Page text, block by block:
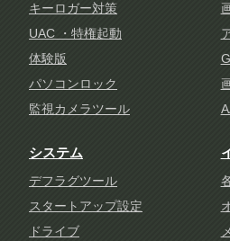
キーロガー対策
UAC ・特権起動
体験版
パソコンロック
監視カメラツール
システム
デフラグツール
スタートアップ設定
ドライブ